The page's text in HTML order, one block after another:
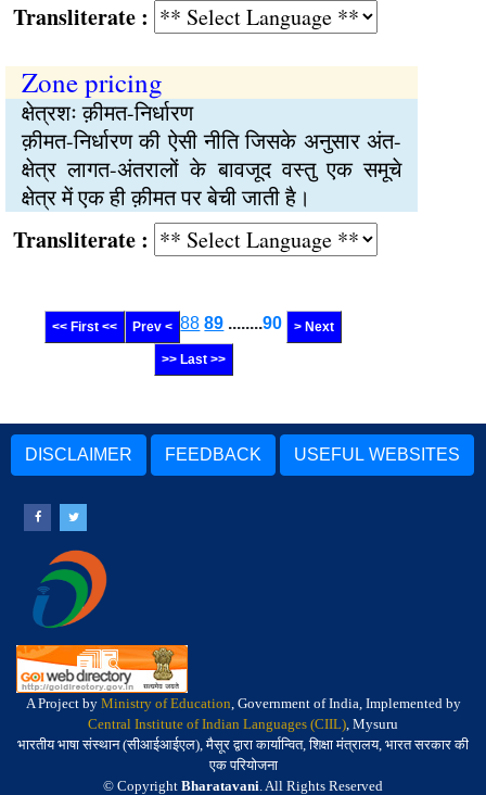
:
Zone pricing
क्षेत्रशः क़ीमत-निर्धारण
क़ीमत-निर्धारण की ऐसी नीति जिसके अनुसार अंत-
क्षेत्र लागत-अंतरालों के बावजूद वस्तु एक समूचे
क्षेत्र में एक ही क़ीमत पर बेची जाती है।
:
<< First << Prev < 88 89 ........90 > Next
>> Last >>
DISCLAIMER FEEDBACK USEFUL WEBSITES
A Project by Ministry of Education, Government of India, Implemented by
Central Institute of Indian Languages (CIIL), Mysuru
भारतीय भाषा संस्थान (सीआईआईएल), मैसूर द्वारा कार्यान्वित, शिक्षा मंत्रालय, भारत सरकार की
एक परियोजना
© Copyright Bharatavani. All Rights Reserved